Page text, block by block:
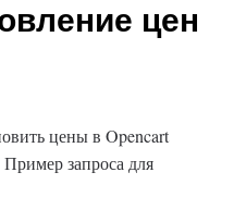
цен
цены в Opencart
запроса для